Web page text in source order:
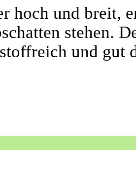
hoch und breit,
stehen.
und gut